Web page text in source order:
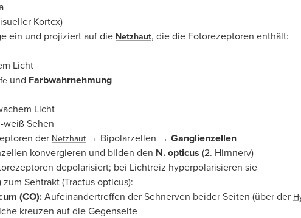
Kortex)
ein und projiziert auf die Netzhaut, die die Fotorezeptoren enthält:
Licht
und Farbwahrnehmung
Licht
weiß Sehen
der Netzhaut → Bipolarzellen → Ganglienzellen
konvergieren und bilden den N. opticus (2. Hirnnerv)
depolarisiert; bei Lichtreiz hyperpolarisieren sie
Sehtrakt (Tractus opticus):
(CO): Aufeinandertreffen der Sehnerven beider Seiten (über der
kreuzen auf die Gegenseite